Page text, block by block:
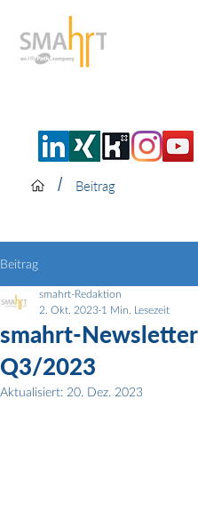
/ Beitrag
Beitrag
smahrt-Newsletter
Q3/2023
smahrt-Redaktion
2. Okt. 2023 1 Min. Lesezeit
Aktualisiert: 20. Dez. 2023